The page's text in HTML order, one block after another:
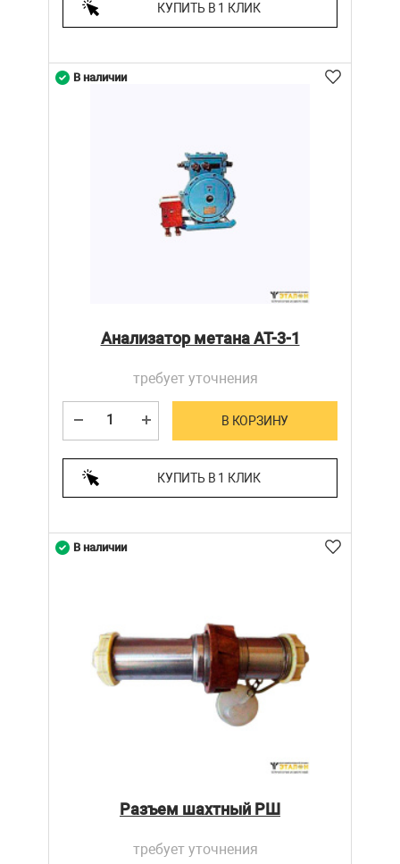
КУПИТЬ В 1 КЛИК
Анализатор метана АТ-3-1
требует уточнения
В КОРЗИНУ
КУПИТЬ В 1 КЛИК
В наличии
Разъем шахтный РШ
требует уточнения
В наличии